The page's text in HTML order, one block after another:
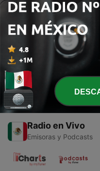
Doc Landa en
04 jun. 2021
1 - Día de las Madres
10 mayo 2021
Radio en Vivo
Emisoras y Podcasts